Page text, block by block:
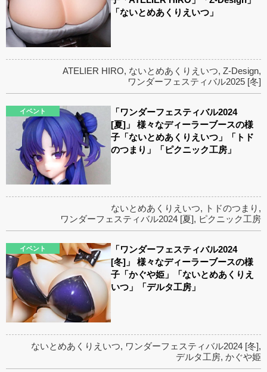
「ないとめあくりえいつ」
ATELIER HIRO, ないとめあくりえいつ, Z-Design,
ワンダーフェスティバル2025 [冬]
イベント
「ワンダーフェスティバル2024
[夏]」 様々なディーラーブースの様
子「ないとめあくりえいつ」「トド
のつまり」「ピクニック工房」
ないとめあくりえいつ, トドのつまり ,
ワンダーフェスティバル2024 [夏], ピクニック工房
イベント
「ワンダーフェスティバル2024
[冬]」 様々なディーラーブースの様
子「かぐや姫」「ないとめあくりえ
いつ」「デルタ工房」
ないとめあくりえいつ, ワンダーフェスティバル2024 [冬],
デルタ工房, かぐや姫